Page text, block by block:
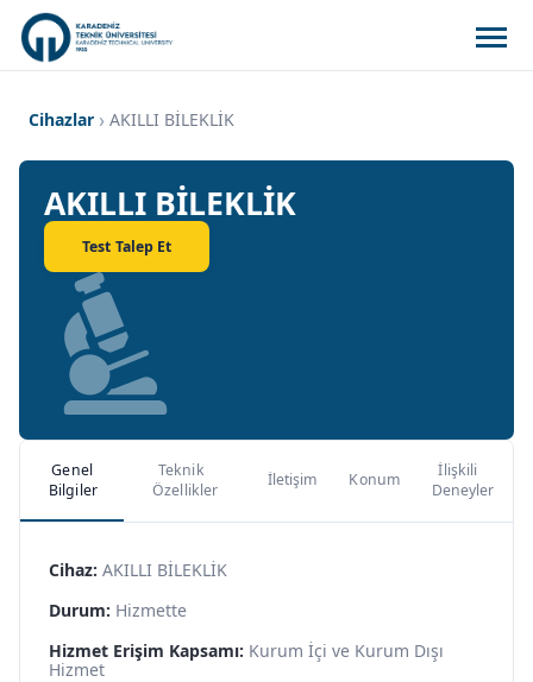
Cihazlar AKILLI BİLEKLİK
AKILLI BİLEKLİK
Test Talep Et
Genel
Bilgiler
Teknik
Özellikler
İletişim Konum
İlişkili
Deneyler
Cihaz: AKILLI BİLEKLİK
Durum: Hizmette
Hizmet Erişim Kapsamı: Kurum İçi ve Kurum Dışı
Hizmet